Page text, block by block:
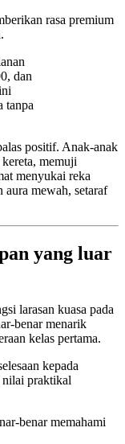
rasa premium
dan
tanpa
positif. Anak-anak
memuji
menyukai reka
aura mewah, setaraf
yang luar
larasan kuasa pada
benar menarik
kelas pertama.
kepada
nilai praktikal
benar memahami